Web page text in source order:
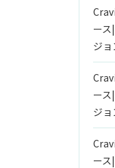
ー
ジ
ー
ジ
ー